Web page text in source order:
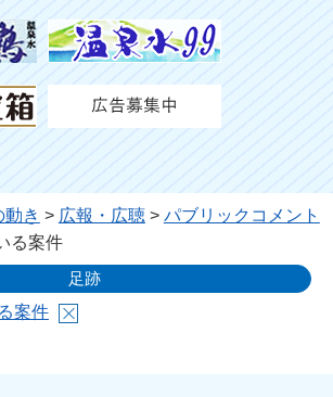
動き > 広報・広聴> パブリックコメント
る案件
足跡
案件